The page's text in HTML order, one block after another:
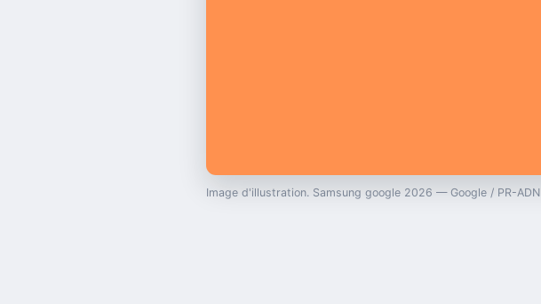
Image d'illustration. Samsung google 2026 — Google / PR-ADN